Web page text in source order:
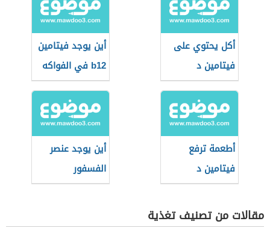
أكل يحتوي على
فيتامين د
أين يوجد فيتامين
b12 في الفواكه
أطعمة ترفع
فيتامين د
أين يوجد عنصر
الفسفور
مقالات من تصنيف تغذية